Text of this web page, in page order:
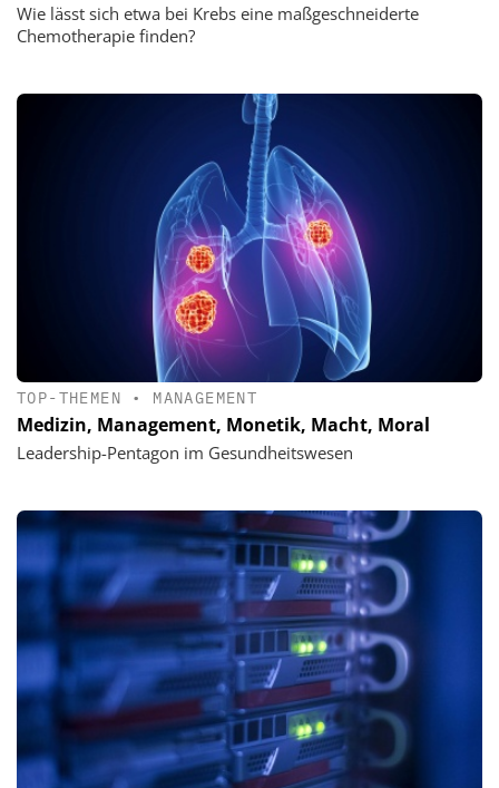
Wie lässt sich etwa bei Krebs eine maßgeschneiderte
Chemotherapie finden?
TOP-THEMEN • MANAGEMENT
Medizin, Management, Monetik, Macht, Moral
Leadership-Pentagon im Gesundheitswesen